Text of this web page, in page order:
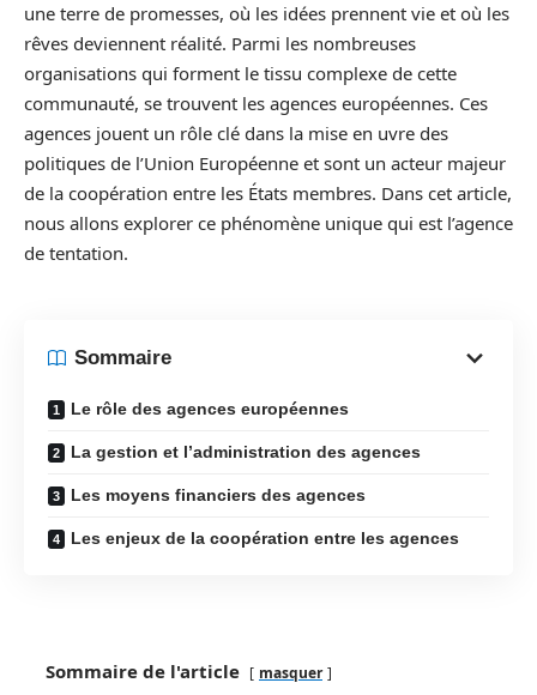
une terre de promesses, où les idées prennent vie et où les
rêves deviennent réalité. Parmi les nombreuses
organisations qui forment le tissu complexe de cette
communauté, se trouvent les agences européennes. Ces
agences jouent un rôle clé dans la mise en uvre des
politiques de l’Union Européenne et sont un acteur majeur
de la coopération entre les États membres. Dans cet article,
nous allons explorer ce phénomène unique qui est l’agence
de tentation.
Sommaire
Le rôle des agences européennes
La gestion et l’administration des agences
Les moyens financiers des agences
Les enjeux de la coopération entre les agences
Sommaire de l'article masquer